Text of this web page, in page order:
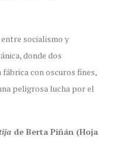
socialismo y
donde dos
con oscuros fines,
peligrosa lucha por el
de Berta Piñán (Hoja